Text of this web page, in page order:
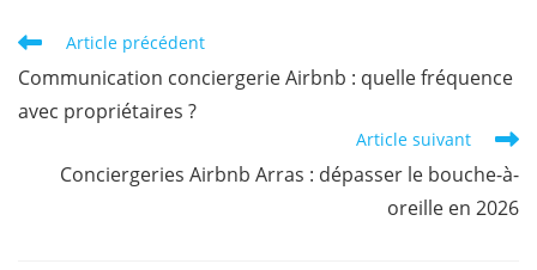
Article précédent
Communication conciergerie Airbnb : quelle fréquence
avec propriétaires ?
Article suivant
Conciergeries Airbnb Arras : dépasser le bouche-à-
oreille en 2026